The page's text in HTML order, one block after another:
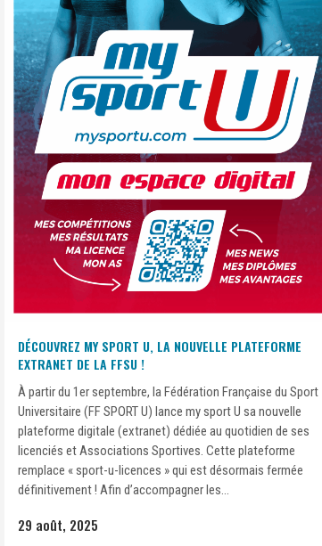
DÉCOUVREZ MY SPORT U, LA NOUVELLE PLATEFORME
EXTRANET DE LA FFSU !
À partir du 1er septembre, la Fédération Française du Sport
Universitaire (FF SPORT U) lance my sport U sa nouvelle
plateforme digitale (extranet) dédiée au quotidien de ses
licenciés et Associations Sportives. Cette plateforme
remplace « sport-u-licences » qui est désormais fermée
définitivement ! Afin d’accompagner les...
29 août, 2025